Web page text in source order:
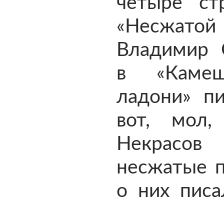
«Несжатой
Владимир
в
ладони»
вот, мол,
несжатые
о них